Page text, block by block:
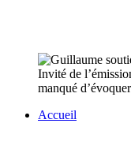
Invité de
manqué
Accueil